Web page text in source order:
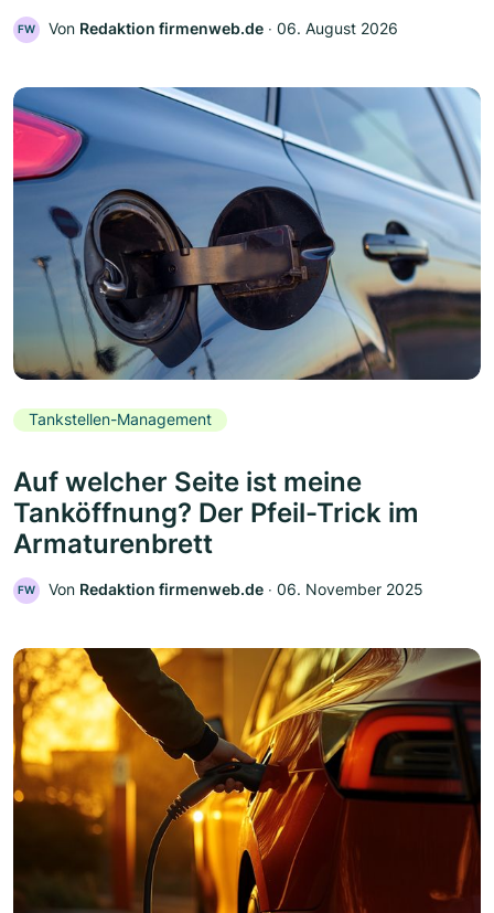
FW Von Redaktion firmenweb.de ‧ 06. August 2026
Tankstellen-Management
Auf welcher Seite ist meine
Tanköffnung? Der Pfeil-Trick im
Armaturenbrett
FW Von Redaktion firmenweb.de ‧ 06. November 2025